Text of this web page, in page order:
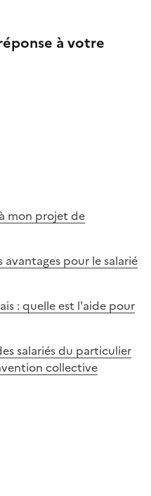
à votre
mon projet de
avantages pour le salarié
: quelle est l'aide pour
salariés du particulier
collective